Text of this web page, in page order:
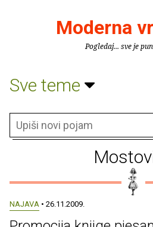
Moderna
Pogledaj... sve je
Sve teme
NAJAVA • 26.11.2009.